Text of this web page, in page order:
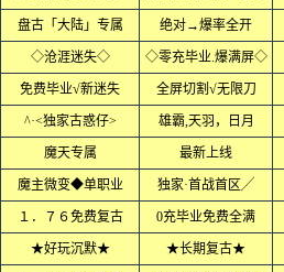
盘古「大陆」专属 绝对→爆率全开
◇沧涯迷失◇ ◇零充毕业.爆满屏◇
免费毕业√新迷失 全屏切割√无限刀
^·<独家古惑仔> 雄霸,天羽，日月
魔天专属 最新上线
魔主微变◆单职业 独家·首战首区╱
１．７６免费复古 0充毕业免费全满
★好玩沉默★ ★长期复古★